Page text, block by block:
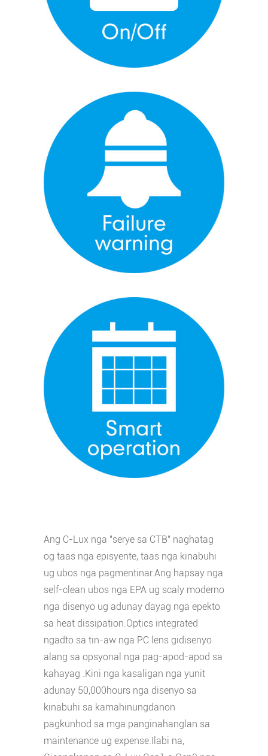
Ang C-Lux nga "serye sa CTB" naghatag
og taas nga episyente, taas nga kinabuhi
ug ubos nga pagmentinar.Ang hapsay nga
self-clean ubos nga EPA ug scaly moderno
nga disenyo ug adunay dayag nga epekto
sa heat dissipation.Optics integrated
ngadto sa tin-aw nga PC lens gidisenyo
alang sa opsyonal nga pag-apod-apod sa
kahayag .Kini nga kasaligan nga yunit
adunay 50,000hours nga disenyo sa
kinabuhi sa kamahinungdanon
pagkunhod sa mga panginahanglan sa
maintenance ug expense.Ilabi na,